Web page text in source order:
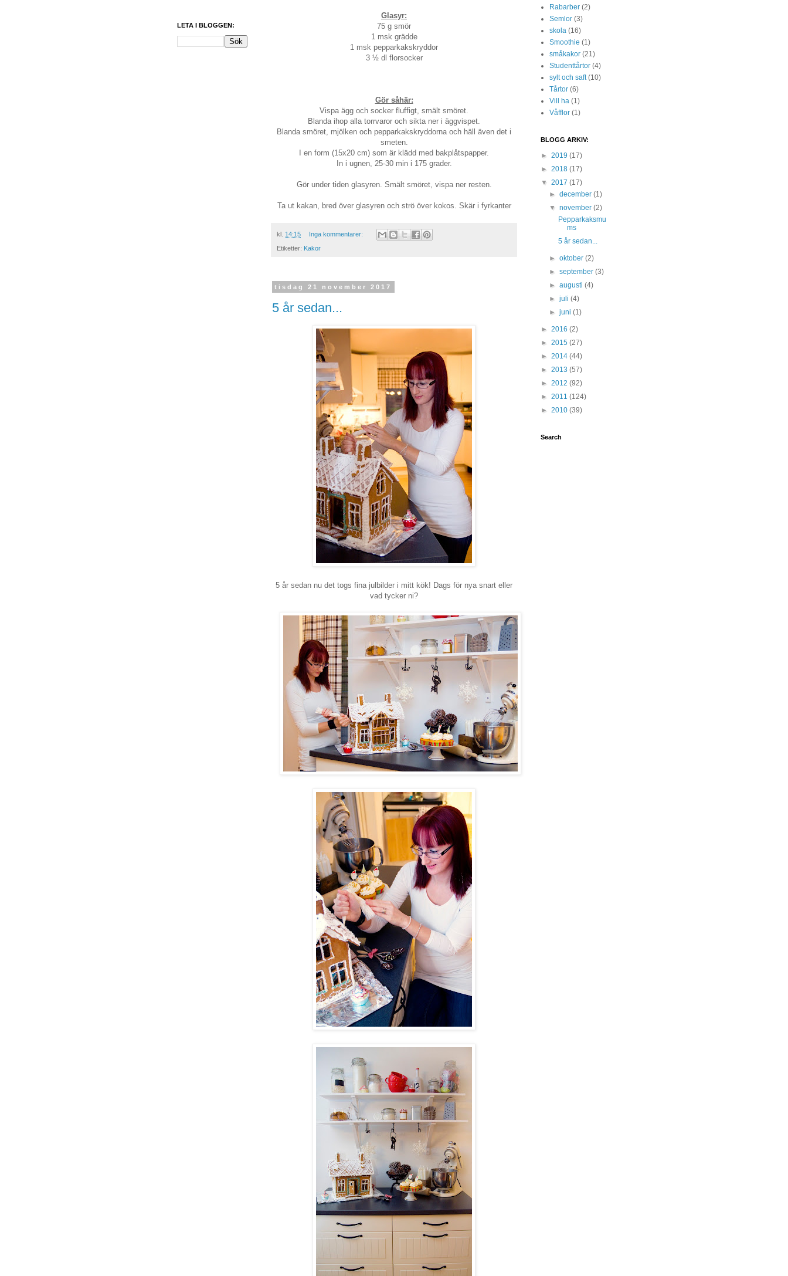
Glasyr:
75 g smör
1 msk grädde
1 msk pepparkakskryddor
3 ½ dl florsocker
Gör såhär:
Vispa ägg och socker fluffigt, smält smöret.
Blanda ihop alla torrvaror och sikta ner i äggvispet.
Blanda smöret, mjölken och pepparkakskryddorna och häll även det i
smeten.
I en form (15x20 cm) som är klädd med bakplåtspapper.
In i ugnen, 25-30 min i 175 grader.
Gör under tiden glasyren. Smält smöret, vispa ner resten.
Ta ut kakan, bred över glasyren och strö över kokos. Skär i fyrkanter
kl. 14:15 Inga kommentarer:
Etiketter: Kakor
tisdag 21 november 2017
5 år sedan...
5 år sedan nu det togs fina julbilder i mitt kök! Dags för nya snart eller
vad tycker ni?
LETA I BLOGGEN:
Rabarber (2)
Semlor (3)
skola (16)
Smoothie (1)
småkakor (21)
Studenttårtor (4)
sylt och saft (10)
Tårtor (6)
Vill ha (1)
Våfflor (1)
BLOGG ARKIV:
► 2019 (17)
► 2018 (17)
▼ 2017 (17)
►december(1)
▼november(2)
Pepparkaksmu
ms
5 år sedan...
►oktober(2)
►september(3)
►augusti(4)
►juli(4)
►juni(1)
► 2016 (2)
► 2015 (27)
► 2014 (44)
► 2013 (57)
► 2012 (92)
► 2011 (124)
► 2010 (39)
Search